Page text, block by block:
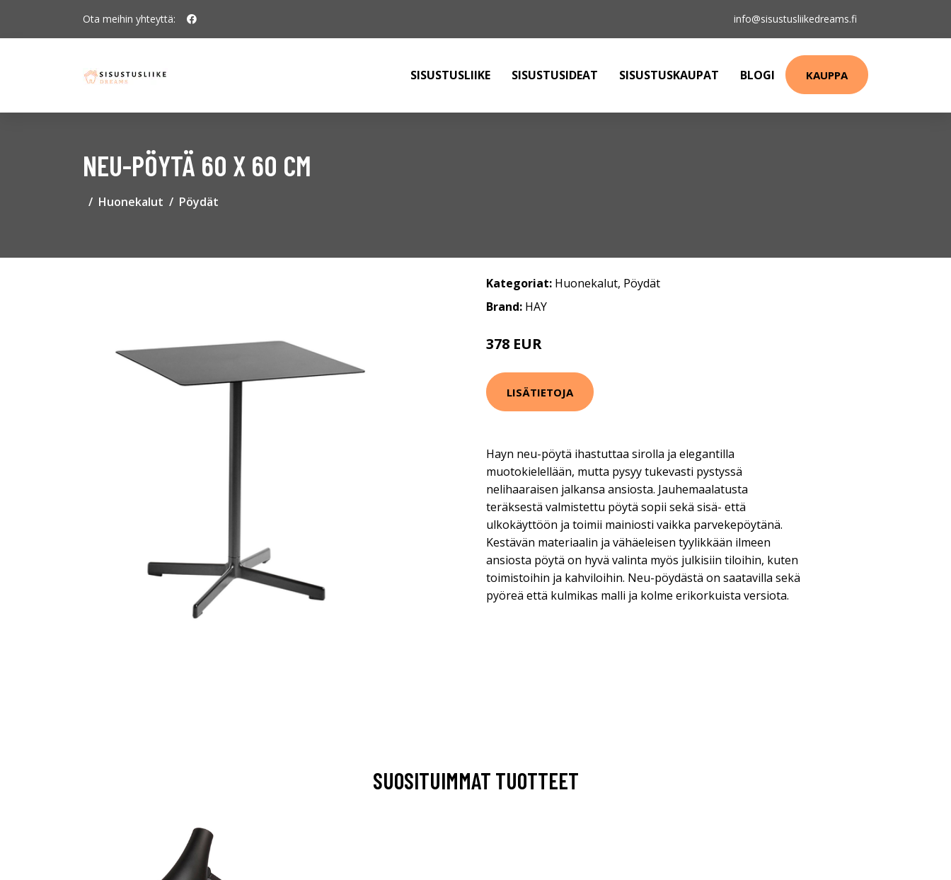
Ota meihin yhteyttä: info@sisustusliikedreams.fi
SISUSTUSLIIKE SISUSTUSIDEAT SISUSTUSKAUPAT BLOGI KAUPPA
NEU-PÖYTÄ 60 X 60 CM
Huonekalut Pöydät
Kategoriat: Huonekalut, Pöydät
Brand: HAY
378 EUR
LISÄTIETOJA
Hayn neu-pöytä ihastuttaa sirolla ja elegantilla
muotokielellään, mutta pysyy tukevasti pystyssä
nelihaaraisen jalkansa ansiosta. Jauhemaalatusta
teräksestä valmistettu pöytä sopii sekä sisä- että
ulkokäyttöön ja toimii mainiosti vaikka parvekepöytänä.
Kestävän materiaalin ja vähäeleisen tyylikkään ilmeen
ansiosta pöytä on hyvä valinta myös julkisiin tiloihin, kuten
toimistoihin ja kahviloihin. Neu-pöydästä on saatavilla sekä
pyöreä että kulmikas malli ja kolme erikorkuista versiota.
SUOSITUIMMAT TUOTTEET